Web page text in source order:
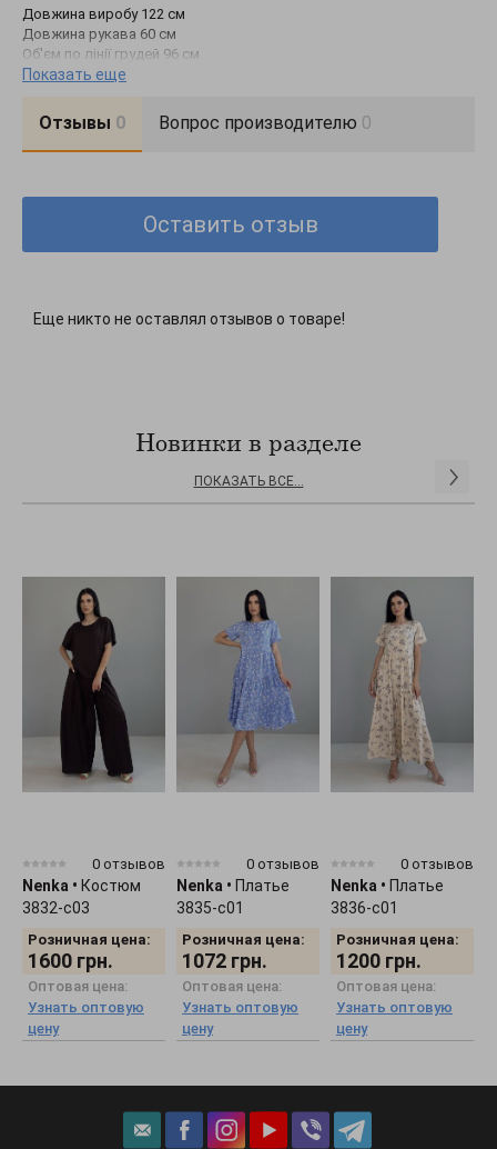
Довжина виробу 122 см
Довжина рукава 60 см
Об'єм по лінії грудей 96 см
Об'єм по лінії талії 86 см
Всі параметри вказані на розмір S
З кожним розміром об’єм збільшується на 4 см.
Декорирование: Однотонные модели
Фасон платья: Нарядные платья
Показать еще
Отзывы 0 Вопрос производителю 0
Оставить отзыв
Еще никто не оставлял отзывов о товаре!
Новинки в разделе
ПОКАЗАТЬ ВСЕ...
0 отзывов
Nenka • Костюм
3832-c03
Розничная цена:
1600 грн.
Оптовая цена:
Узнать оптовую
цену
0 отзывов
Nenka • Платье
3835-c01
Розничная цена:
1072 грн.
Оптовая цена:
Узнать оптовую
цену
0 отзывов
Nenka • Платье
3836-c01
Розничная цена:
1200 грн.
Оптовая цена:
Узнать оптовую
цену